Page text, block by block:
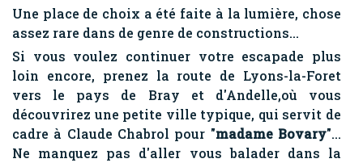
Une place de choix a été faite à la lumière, chose
assez rare dans de genre de constructions...
Si vous voulez continuer votre escapade plus
loin encore, prenez la route de Lyons-la-Foret
vers le pays de Bray et d'Andelle,où vous
découvrirez une petite ville typique, qui servit de
cadre à Claude Chabrol pour "madame Bovary"...
Ne manquez pas d'aller vous balader dans la